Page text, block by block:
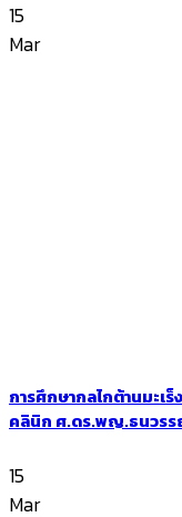
15
Mar
การศึกษากลไกต้านมะเ
คลินิก ศ.ดร.พญ.ธนวร
15
Mar